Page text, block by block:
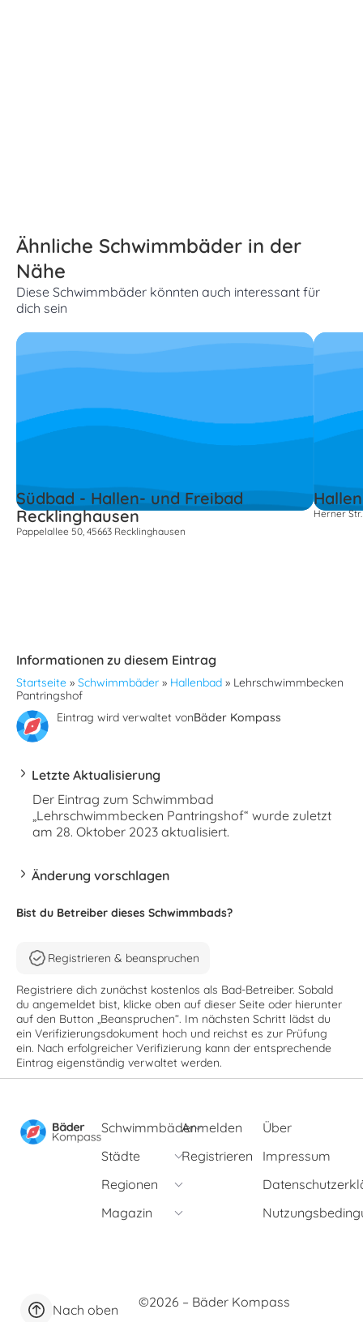
Ähnliche Schwimmbäder in der
Nähe
Diese Schwimmbäder könnten auch interessant für
dich sein
Südbad - Hallen- und Freibad
Recklinghausen
Pappelallee 50, 45663 Recklinghausen
Herner
Informationen zu diesem Eintrag
Startseite » Schwimmbäder » Hallenbad » Lehrschwimmbecken
Pantringshof
Eintrag wird verwaltet vonBäder Kompass
Letzte Aktualisierung
Der Eintrag zum Schwimmbad
„Lehrschwimmbecken Pantringshof“ wurde zuletzt
am 28. Oktober 2023 aktualisiert.
Änderung vorschlagen
Bist du Betreiber dieses Schwimmbads?
Registrieren & beanspruchen
Registriere dich zunächst kostenlos als Bad-Betreiber. Sobald
du angemeldet bist, klicke oben auf dieser Seite oder hierunter
auf den Button „Beanspruchen“. Im nächsten Schritt lädst du
ein Verifizierungsdokument hoch und reichst es zur Prüfung
ein. Nach erfolgreicher Verifizierung kann der entsprechende
Eintrag eigenständig verwaltet werden.
Schwimmbäder
Städte
Regionen
Magazin
Anmelden
Registrieren
Über
Impressum
Nach oben ©2026 – Bäder Kompass